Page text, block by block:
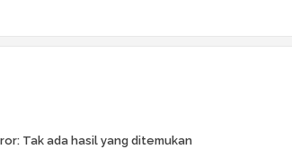
Tak ada hasil yang ditemukan